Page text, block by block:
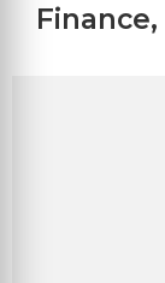
Finance,